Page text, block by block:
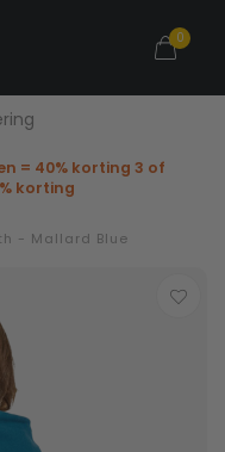
0
= 40% korting 3 of
korting
- Mallard Blue